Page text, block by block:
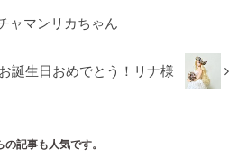
ャマンリカちゃん
お誕生日おめでとう！リナ様
の記事も人気です。